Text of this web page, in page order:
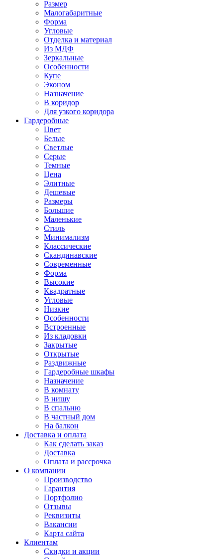
Размер
Малогабаритные
Форма
Угловые
Отделка и материал
Из МДФ
Зеркальные
Особенности
Купе
Эконом
Назначение
В коридор
Для узкого коридора
Гардеробные
Цвет
Белые
Светлые
Серые
Темные
Цена
Элитные
Дешевые
Размеры
Большие
Маленькие
Стиль
Минимализм
Классические
Скандинавские
Современные
Форма
Высокие
Квадратные
Угловые
Низкие
Особенности
Встроенные
Из кладовки
Закрытые
Открытые
Раздвижные
Гардеробные шкафы
Назначение
В комнату
В нишу
В спальню
В частный дом
На балкон
Доставка и оплата
Как сделать заказ
Доставка
Оплата и рассрочка
О компании
Производство
Гарантия
Портфолио
Отзывы
Реквизиты
Вакансии
Карта сайта
Клиентам
Скидки и акции